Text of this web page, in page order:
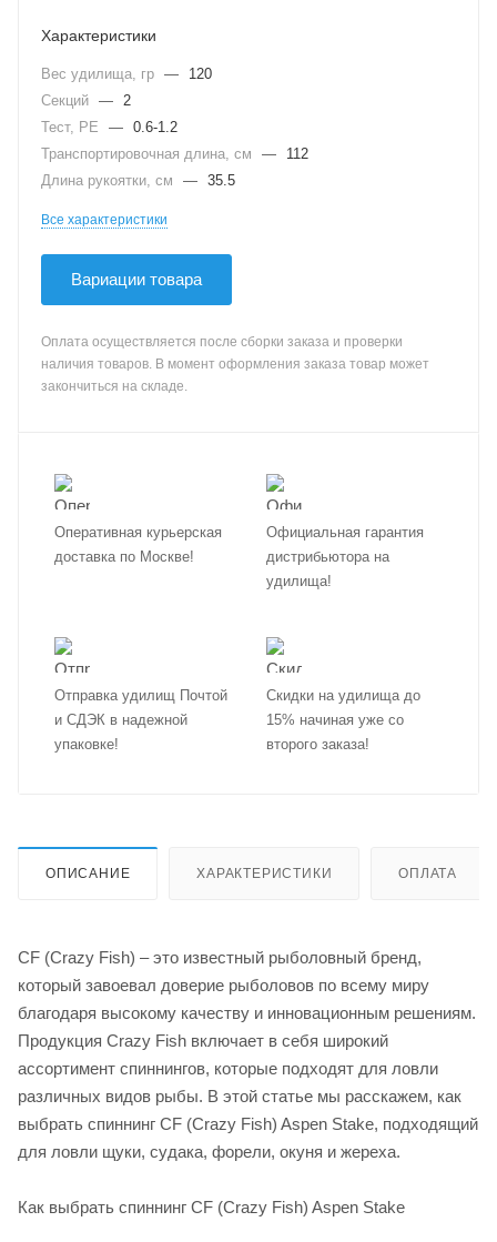
Характеристики
Вес удилища, гр —
120
Секций — 2
Тест, PE
— 0.6-1.2
Транспортировочная длина, см
—
112
Длина рукоятки, см
— 35.5
Все характеристики
Вариации товара
Оплата осуществляется после сборки заказа и проверки
наличия товаров. В момент оформления заказа товар может
закончиться на складе.
Оперативная курьерская
доставка по Москве!
Официальная гарантия
дистрибьютора на
удилища!
Отправка удилищ Почтой
и СДЭК в надежной
упаковке!
Скидки на удилища до
15% начиная уже со
второго заказа!
ОПИСАНИЕ ХАРАКТЕРИСТИКИ ОПЛАТА
CF (Crazy Fish) – это известный рыболовный бренд,
который завоевал доверие рыболовов по всему миру
благодаря высокому качеству и инновационным решениям.
Продукция Crazy Fish включает в себя широкий
ассортимент спиннингов, которые подходят для ловли
различных видов рыбы. В этой статье мы расскажем, как
выбрать спиннинг CF (Crazy Fish) Aspen Stake, подходящий
для ловли щуки, судака, форели, окуня и жереха.
Как выбрать спиннинг CF (Crazy Fish) Aspen Stake